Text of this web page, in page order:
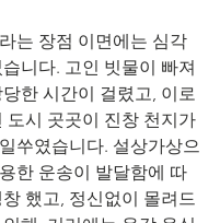
는 장점 이면에는 심각
니다. 고인 빗물이 빠져
한 시간이 걸렸고, 이로
도시 곳곳이 진창 천지가
쑤였습니다. 설상가상으
한 운송이 발달함에 따
했고, 정신없이 몰려드